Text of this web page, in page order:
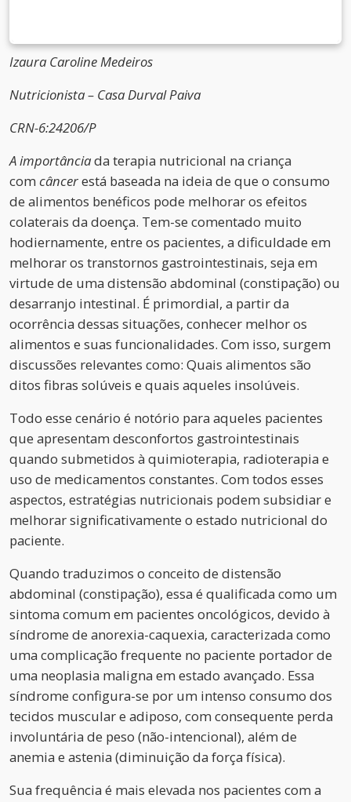
Izaura Caroline Medeiros
Nutricionista – Casa Durval Paiva
CRN-6:24206/P
A importânciada terapia nutricional na criança
com câncerestá baseada na ideia de que o consumo
de alimentos benéficos pode melhorar os efeitos
colaterais da doença. Tem-se comentado muito
hodiernamente, entre os pacientes, a dificuldade em
melhorar os transtornos gastrointestinais, seja em
virtude de uma distensão abdominal (constipação) ou
desarranjo intestinal. É primordial, a partir da
ocorrência dessas situações, conhecer melhor os
alimentos e suas funcionalidades. Com isso, surgem
discussões relevantes como: Quais alimentos são
ditos fibras solúveis e quais aqueles insolúveis.
Todo esse cenário é notório para aqueles pacientes
que apresentam desconfortos gastrointestinais
quando submetidos à quimioterapia, radioterapia e
uso de medicamentos constantes. Com todos esses
aspectos, estratégias nutricionais podem subsidiar e
melhorar significativamente o estado nutricional do
paciente.
Quando traduzimos o conceito de distensão
abdominal (constipação), essa é qualificada como um
sintoma comum em pacientes oncológicos, devido à
síndrome de anorexia-caquexia, caracterizada como
uma complicação frequente no paciente portador de
uma neoplasia maligna em estado avançado. Essa
síndrome configura-se por um intenso consumo dos
tecidos muscular e adiposo, com consequente perda
involuntária de peso (não-intencional), além de
anemia e astenia (diminuição da força física).
Sua frequência é mais elevada nos pacientes com a